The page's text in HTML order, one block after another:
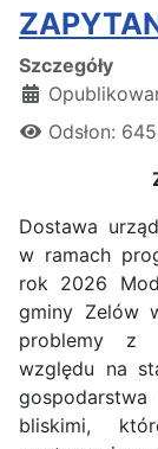
Szczegóły
Odsłon: 645
Dostawa
w ramach
rok 2026
gminy Zelów
problemy z
względu na
bliskimi,